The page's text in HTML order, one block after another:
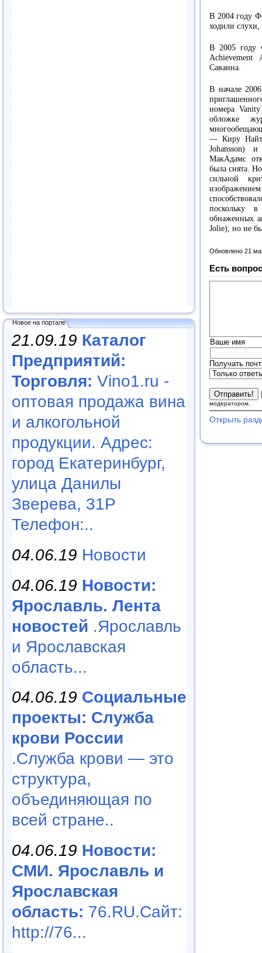
Новое на портале
21.09.19 Каталог
Предприятий:
Торговля: Vino1.ru -
оптовая продажа вина
и алкогольной
продукции. Адрес:
город Екатеринбург,
улица Данилы
Зверева, 31Р
Телефон:..
04.06.19 Новости
04.06.19 Новости:
Ярославль. Лента
новостей .Ярославль
и Ярославская
область...
04.06.19 Социальные
проекты: Служба
крови России
.Служба крови — это
структура,
объединяющая по
всей стране..
04.06.19 Новости:
СМИ. Ярославль и
Ярославская
область: 76.RU.Сайт:
http://76...
В 2004 году
ходили слухи,
В 2005 году
Achievement
Саванна.
В начале
номера
обложке
— Киру
Johansson)
МакАдамс
была снята.
сильной
поскольку в
обнаженных
Jolie), но не
Обновлено 21
Есть
Ваше имя
Получать
модератором.
Открыть